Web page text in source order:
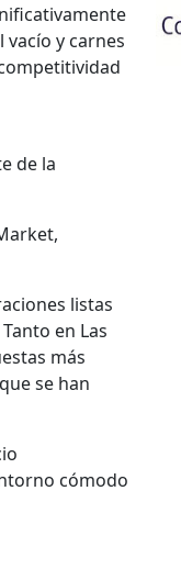
y carnes
de la
listas
en Las
más
se han
cómodo